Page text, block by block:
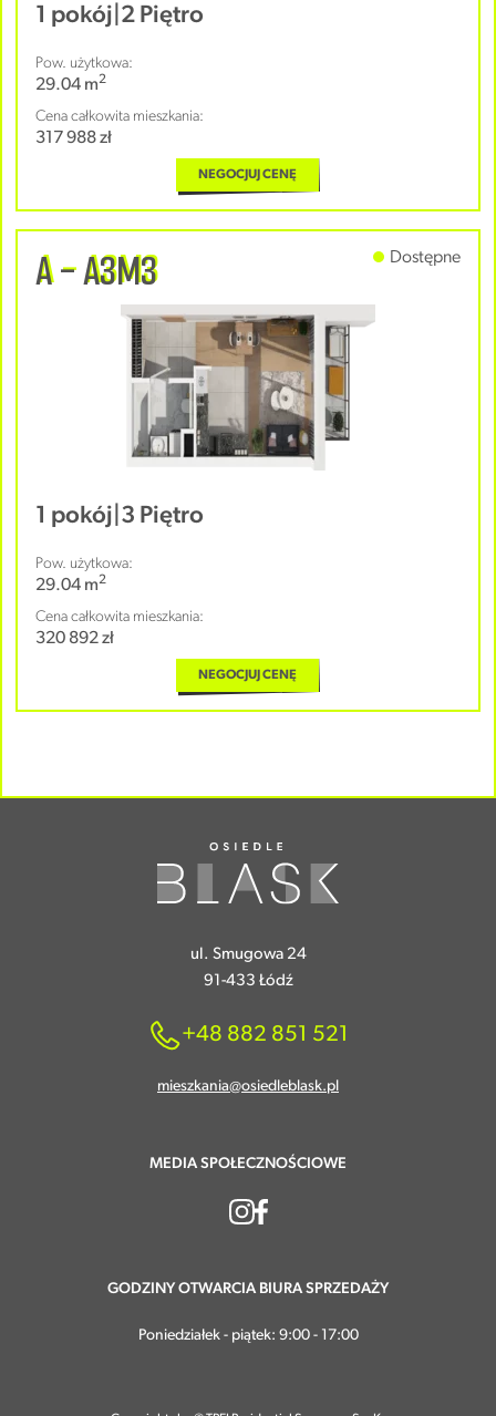
1 pokój 2 Piętro
Pow. użytkowa:
29.04 m2
Cena całkowita mieszkania:
317 988 zł
NEGOCJUJ CENĘ
A - A3M3 Dostępne
1 pokój 3 Piętro
Pow. użytkowa:
29.04 m2
Cena całkowita mieszkania:
320 892 zł
NEGOCJUJ CENĘ
ul. Smugowa 24
91-433 Łódź
+48 882 851 521
mieszkania@osiedleblask.pl
GODZINY OTWARCIA BIURA SPRZEDAŻY
Poniedziałek - piątek: 9:00 - 17:00
MEDIA SPOŁECZNOŚCIOWE